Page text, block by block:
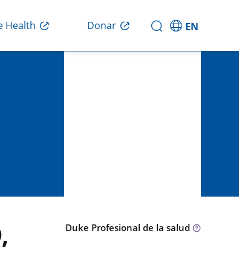
Health Donar EN
Duke Profesional de la salud